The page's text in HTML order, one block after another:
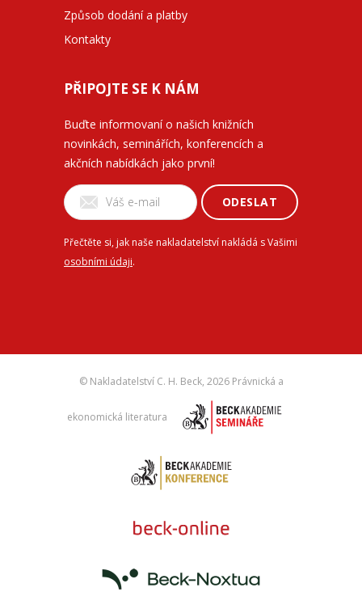
Způsob dodání a platby
Kontakty
PŘIPOJTE SE K NÁM
Buďte informovaní o našich knižních
novinkách, seminářích, konferencích a
akčních nabídkách jako první!
ODESLAT
Přečtěte si, jak naše nakladatelství nakládá s Vašimi
osobními údaji.
© Nakladatelství C. H. Beck, 2026 Právnická a
ekonomická literatura